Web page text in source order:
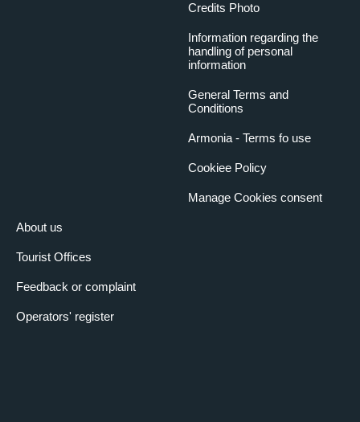
About us
Tourist Offices
Feedback or complaint
Operators' register
Credits Photo
Information regarding the
handling of personal
information
General Terms and
Conditions
Armonia - Terms fo use
Cookiee Policy
Manage Cookies consent